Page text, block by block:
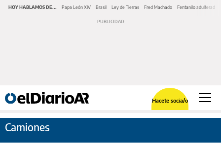
HOY HABLAMOS DE... Papa León XIV Brasil Ley de Tierras Fred Machado Fentanilo adulterado
Hacete socia/o
Camiones